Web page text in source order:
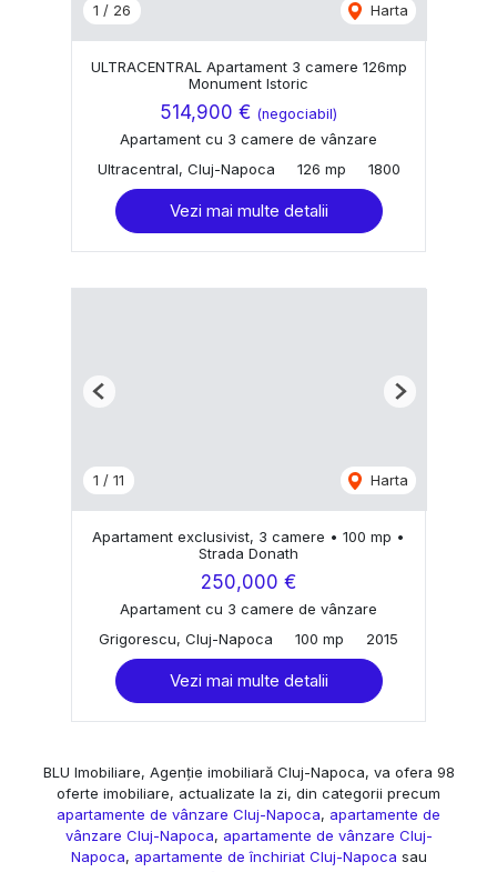
1 / 26 Harta
ULTRACENTRAL Apartament 3 camere 126mp
Monument Istoric
514,900 € (negociabil)
Apartament cu 3 camere de vânzare
Ultracentral, Cluj-Napoca
126 mp 1800
Vezi mai multe detalii
1 / 11 Harta
Previous Next
Apartament exclusivist, 3 camere • 100 mp •
Strada Donath
250,000 €
Apartament cu 3 camere de vânzare
Grigorescu, Cluj-Napoca
100 mp 2015
Vezi mai multe detalii
BLU Imobiliare, Agenție imobiliară Cluj-Napoca, va ofera 98
oferte imobiliare, actualizate la zi, din categorii precum
apartamente de vânzare Cluj-Napoca, apartamente de
vânzare Cluj-Napoca, apartamente de vânzare Cluj-
Napoca, apartamente de închiriat Cluj-Napoca sau